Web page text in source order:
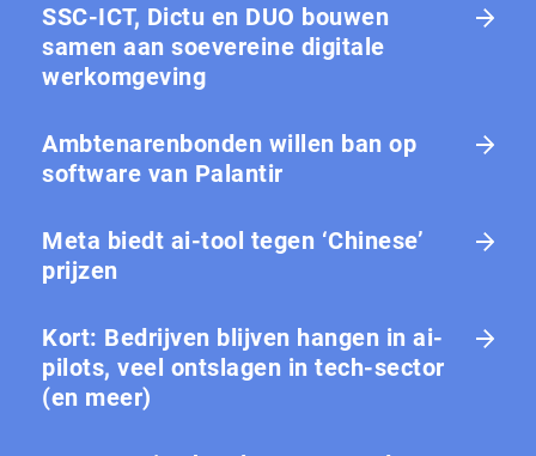
SSC-ICT, Dictu en DUO bouwen
samen aan soevereine digitale
werkomgeving
Ambtenarenbonden willen ban op
software van Palantir
Meta biedt ai-tool tegen ‘Chinese’
prijzen
Kort: Bedrijven blijven hangen in ai-
pilots, veel ontslagen in tech-sector
(en meer)